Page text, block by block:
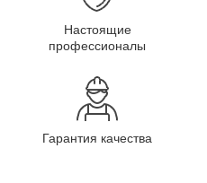
Настоящие
профессионалы
Гарантия качества